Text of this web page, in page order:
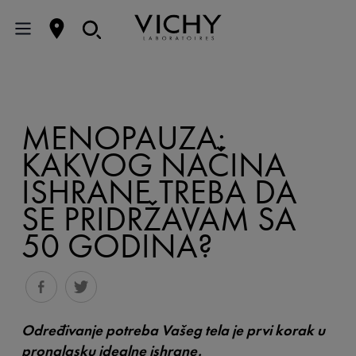
MENOPAUZA:
KAKVOG NAČINA
ISHRANE TREBA DA
SE PRIDRŽAVAM SA
50 GODINA?
Određivanje potreba Vašeg tela je prvi korak u
pronalasku idealne ishrane.